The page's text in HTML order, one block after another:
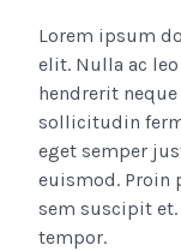
Lorem ipsum
elit. Nulla ac
hendrerit
sollicitudin
eget semper
euismod.
sem suscipit et.
tempor.